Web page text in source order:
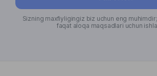
Sizning maxfiyligingiz biz uchun eng
faqat aloqa maqsadlari uchun